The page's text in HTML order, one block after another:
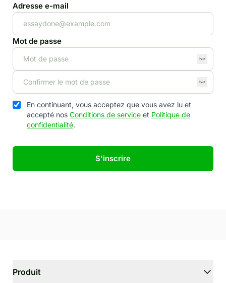
Adresse e-mail
Mot de passe
En continuant, vous acceptez que vous avez lu et
accepté nos Conditions de service et Politique de
confidentialité.
S'inscrire
Produit